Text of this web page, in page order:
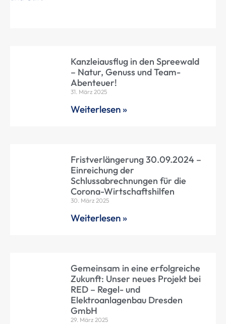
Kanzleiausflug in den Spreewald
– Natur, Genuss und Team-
Abenteuer!
31. März 2025
Weiterlesen »
Fristverlängerung 30.09.2024 –
Einreichung der
Schlussabrechnungen für die
Corona-Wirtschaftshilfen
30. März 2025
Weiterlesen »
Gemeinsam in eine erfolgreiche
Zukunft: Unser neues Projekt bei
RED – Regel- und
Elektroanlagenbau Dresden
GmbH
29. März 2025